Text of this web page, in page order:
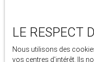
LE RESPECT
Nous utilisons des
vos centres d'intérêt. Ils